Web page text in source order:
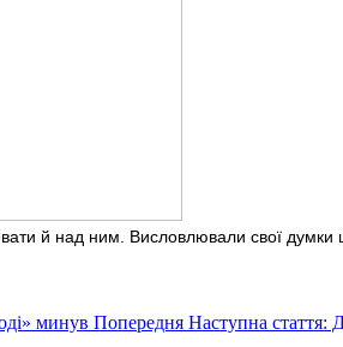
й над ним. Висловлювали свої думки
минув Попередня Наступна стаття: